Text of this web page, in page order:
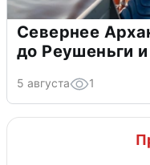
Севернее
до Реушеньги
5 августа 1